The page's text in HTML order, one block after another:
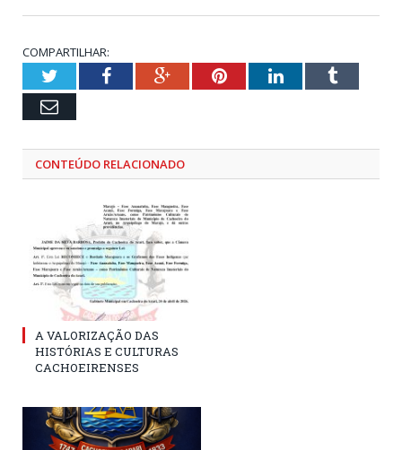
COMPARTILHAR:
TwitterFacebookGoogle+PinterestLinkedInTumblr
Email
CONTEÚDO RELACIONADO
A VALORIZAÇÃO DAS
HISTÓRIAS E CULTURAS
CACHOEIRENSES